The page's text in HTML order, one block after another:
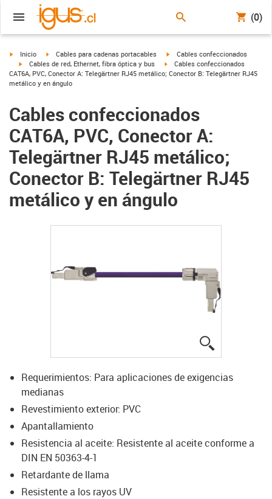
(0)
igus-icon-arrow-right
Inicio igus-icon-arrow-right
Cables para cadenas portacables igus-icon-arrow-right
Cables confeccionados
igus-icon-arrow-right
Cables de red, Ethernet, fibra óptica y bus igus-icon-arrow-right
Cables confeccionados
CAT6A, PVC, Conector A: Telegärtner RJ45 metálico; Conector B: Telegärtner RJ45
metálico y en ángulo
Cables confeccionados
CAT6A, PVC, Conector A:
Telegärtner RJ45 metálico;
Conector B: Telegärtner RJ45
metálico y en ángulo
Requerimientos: Para aplicaciones de exigencias
medianas
Revestimiento exterior: PVC
Apantallamiento
Resistencia al aceite: Resistente al aceite conforme a
DIN EN 50363-4-1
Retardante de llama
Resistente a los rayos UV